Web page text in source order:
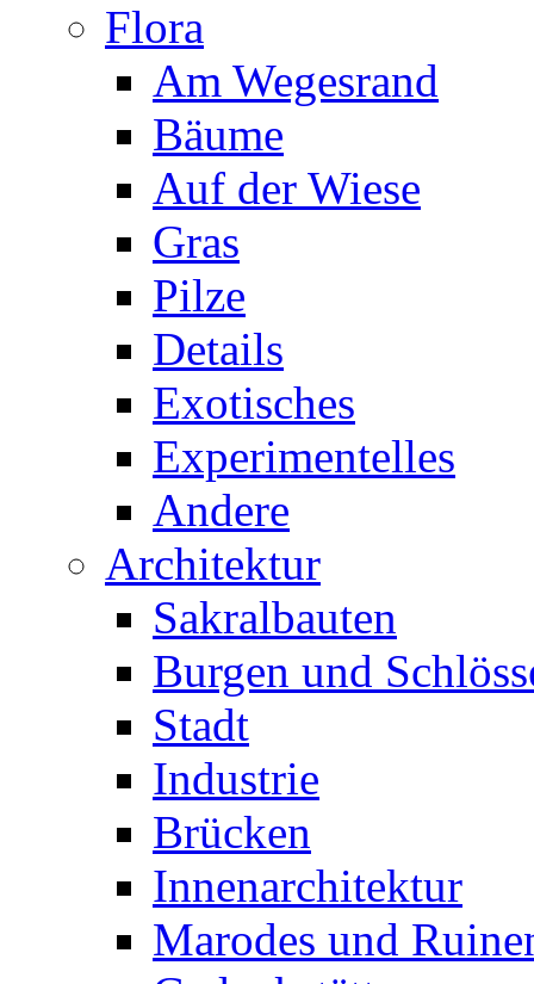
Flora
Am Wegesrand
Bäume
Auf der Wiese
Gras
Pilze
Details
Exotisches
Experimentelles
Andere
Architektur
Sakralbauten
Burgen und
Stadt
Industrie
Brücken
Innenarchitektur
Marodes und